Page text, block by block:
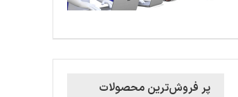
پر فروش‌ترین محصولات